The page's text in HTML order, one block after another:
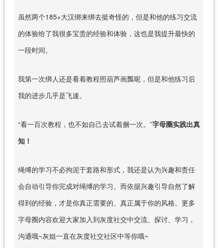
虽然两个185+大汉绑来绑去挺奇怪的，但是和他的练习交流
的体验给了我很多宝贵的经验和体验，这也是我提升最快的
一段时间。
我第一次绑人还是看着教程照葫芦画瓢呢，但是和他练习后
我的进步几乎是飞速。
“看一百次教程，也不如自己去试着捆一次。”字母圈实践出真
知！
绳缚的学习不必拘泥于套路和形式，我还是认为兴趣和责任
会自动引导你完成对绳缚的学习。而依据兴趣引导自然了解
得到的经验，才是你真正需要的、真正属于你的风格。更多
字母圈内容欢迎大家加入到灰度社交中交流、探讨、学习，
沟通哦~灰姐一直在灰度社交社区中等你哦~